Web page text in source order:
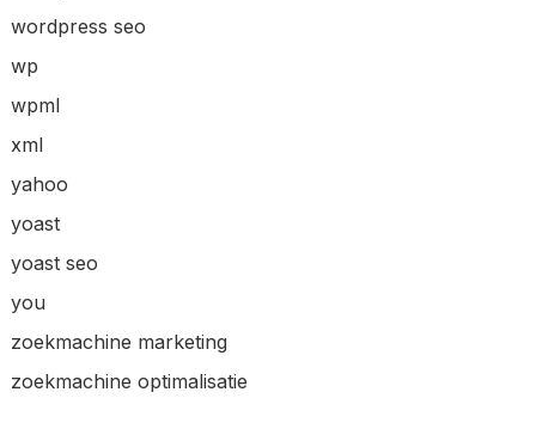
wordpress seo
wp
wpml
xml
yahoo
yoast
yoast seo
you
zoekmachine marketing
zoekmachine optimalisatie